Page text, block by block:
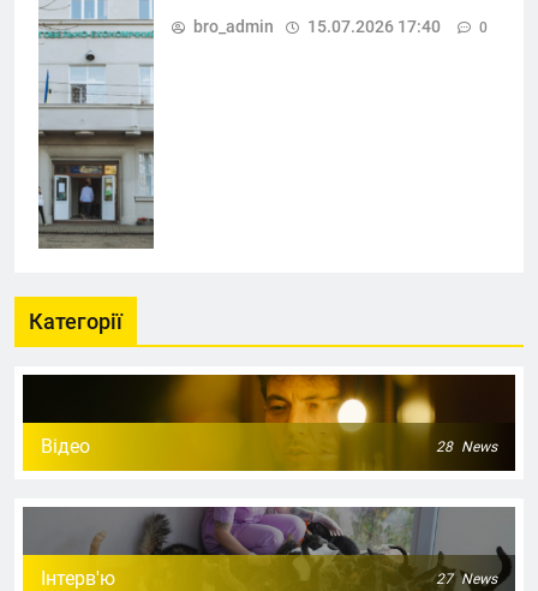
bro_admin 15.07.2026 17:40 0
Категорії
Відео 28 News
Інтерв'ю 27 News